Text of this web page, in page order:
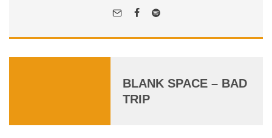
BLANK SPACE – BAD
TRIP